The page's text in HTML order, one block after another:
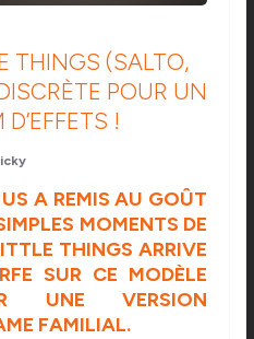
THINGS (SALTO,
POUR UN
!
A REMIS AU GOÛT
MOMENTS DE
THINGS ARRIVE
SUR CE MODÈLE
UNE VERSION
FAMILIAL.